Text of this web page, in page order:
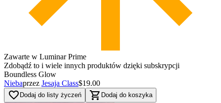
Zawarte w Luminar Prime
Zdobądź to i wiele innych produktów dzięki subskrypcji
Boundless Glow
Niebaprzez Jesaja Class$19.00
favorite_border Dodaj do listy życzeń shopping_cart Dodaj do koszyka